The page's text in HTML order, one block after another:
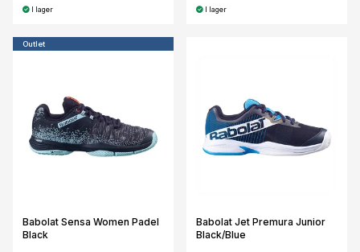
I lager I lager
Outlet
Babolat Sensa Women Padel
Black
Babolat Jet Premura Junior
Black/Blue